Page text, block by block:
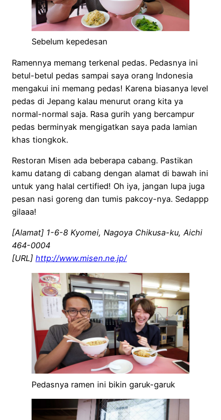
Sebelum kepedesan
Ramennya memang terkenal pedas. Pedasnya ini
betul-betul pedas sampai saya orang Indonesia
mengakui ini memang pedas! Karena biasanya level
pedas di Jepang kalau menurut orang kita ya
normal-normal saja. Rasa gurih yang bercampur
pedas berminyak mengigatkan saya pada lamian
khas tiongkok.
Restoran Misen ada beberapa cabang. Pastikan
kamu datang di cabang dengan alamat di bawah ini
untuk yang halal certified! Oh iya, jangan lupa juga
pesan nasi goreng dan tumis pakcoy-nya. Sedappp
gilaaa!
[Alamat] 1-6-8 Kyomei, Nagoya Chikusa-ku, Aichi
464-0004
[URL] http://www.misen.ne.jp/
Pedasnya ramen ini bikin garuk-garuk